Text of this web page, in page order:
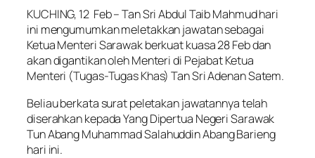
KUCHING, 12 Feb – Tan Sri Abdul Taib Mahmud hari
ini mengumumkan meletakkan jawatan sebagai
Ketua Menteri Sarawak berkuat kuasa 28 Feb dan
akan digantikan oleh Menteri di Pejabat Ketua
Menteri (Tugas-Tugas Khas) Tan Sri Adenan Satem.
Beliau berkata surat peletakan jawatannya telah
diserahkan kepada Yang Dipertua Negeri Sarawak
Tun Abang Muhammad Salahuddin Abang Barieng
hari ini.